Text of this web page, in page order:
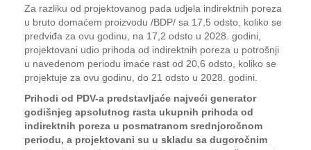
Za razliku od projektovanog pada udjela indirektnih poreza
u bruto domaćem proizvodu /BDP/ sa 17,5 odsto, koliko se
predviđa za ovu godinu, na 17,2 odsto u 2028. godini,
projektovani udio prihoda od indirektnih poreza u potrošnji
u navedenom periodu imaće rast od 20,6 odsto, koliko se
projektuje za ovu godinu, do 21 odsto u 2028. godini.
Prihodi od PDV-a predstavljaće najveći generator
godišnjeg apsolutnog rasta ukupnih prihoda od
indirektnih poreza u posmatranom srednjoročnom
periodu, a projektovani su u skladu sa dugoročnim